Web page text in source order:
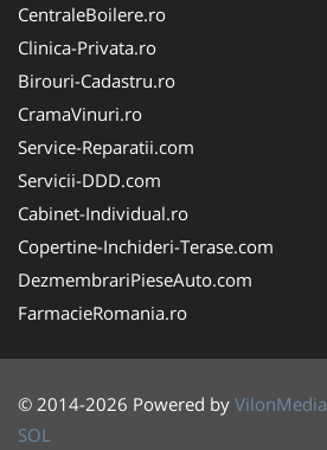
CentraleBoilere.ro
Clinica-Privata.ro
Birouri-Cadastru.ro
CramaVinuri.ro
Service-Reparatii.com
Servicii-DDD.com
Cabinet-Individual.ro
Copertine-Inchideri-Terase.com
DezmembrariPieseAuto.com
FarmacieRomania.ro
© 2014-2026 Powered by VilonMedia
SOL